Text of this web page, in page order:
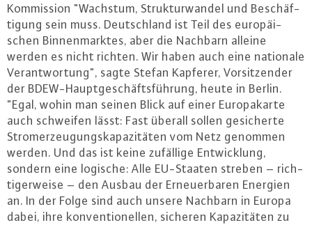
Kom­mis­si­on "Wachstum, Struk­tur­wan­del und Be­schäf­
ti­gung sein muss. Deutsch­land ist Teil des eu­ro­päi­
schen Bin­nen­mark­tes, aber die Nachbarn alleine
werden es nicht richten. Wir haben auch eine nationale
Ver­ant­wor­tung", sagte Stefan Kapferer, Vor­sit­zen­der
der BDEW-Haupt­ge­schäfts­füh­rung, heute in Berlin.
"Egal, wohin man seinen Blick auf einer Eu­ro­pa­kar­te
auch schweifen lässt: Fast überall sollen ge­si­cher­te
Strom­er­zeu­gungs­ka­pa­zi­tä­ten vom Netz genommen
werden. Und das ist keine zufällige Ent­wick­lung,
sondern eine logische: Alle EU-Staa­ten streben – rich­
ti­ger­wei­se – den Ausbau der Er­neu­er­ba­ren Energien
an. In der Folge sind auch unsere Nachbarn in Europa
dabei, ihre kon­ven­tio­nel­len, sicheren Ka­pa­zi­tä­ten zu